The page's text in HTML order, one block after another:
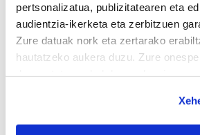
pertsonalizatua, publizitatearen eta
audientzia-ikerketa eta zerbitzuen
Zure datuak nork eta zertarako
hautatzeko aukera duzu. Zure
If you allow, we would also like to:
Hemen be bai elkartearen sari
Arriagarentzat izan zen.